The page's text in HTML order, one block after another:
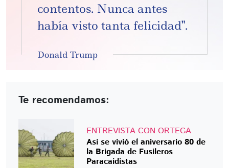
contentos. Nunca antes
había visto tanta felicidad".
Donald Trump
Te recomendamos:
ENTREVISTA CON ORTEGA
Así se vivió el aniversario 80 de
la Brigada de Fusileros
Paracaidistas